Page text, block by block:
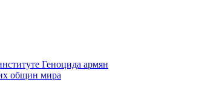
Геноцида армян
общин мира